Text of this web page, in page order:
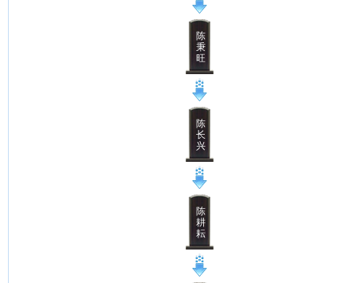
陈
秉
旺
陈
长
兴
陈
耕
耘